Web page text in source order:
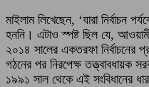
মাইলাম লিখেছেন, ‘যারা নির্বাচন
হননি। এটাও স্পষ্ট ছিল যে,
২০১৪ সালের একতরফা নির্বাচনের
গঠনের পর নিরপেক্ষ তত্ত্বাবধায়ক
১৯৯১ সাল থেকে এই সংবিধানের